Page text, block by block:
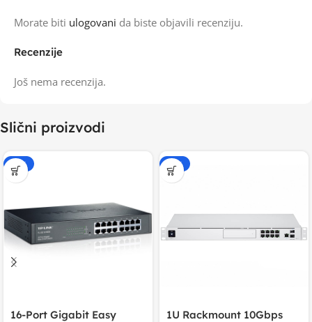
Recenzije
Još nema recenzija.
Morate biti ulogovani da biste objavili recenziju.
Slični proizvodi
-15%
16-Port Gigabit Easy
-15%
1U Rackmount 10Gbps